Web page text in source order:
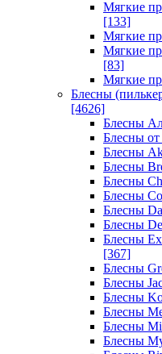
Мягкие
[133]
Мягкие
Мягкие
[83]
Мягкие
Блесны
[4626]
Блесны
Блесны
Блесны
Блесны
Блесны
Блесны
Блесны
Блесны
Блесны
[367]
Блесны
Блесны
Блесны
Блесны
Блесны
Блесны